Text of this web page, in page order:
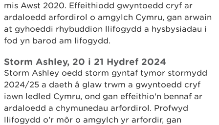
mis Awst 2020. Effeithiodd gwyntoedd cryf ar
ardaloedd arfordirol o amgylch Cymru, gan arwain
at gyhoeddi rhybuddion llifogydd a hysbysiadau i
fod yn barod am lifogydd.
Storm Ashley, 20 i 21 Hydref 2024
Storm Ashley oedd storm gyntaf tymor stormydd
2024/25 a daeth â glaw trwm a gwyntoedd cryf
iawn ledled Cymru, ond gan effeithio'n bennaf ar
ardaloedd a chymunedau arfordirol. Profwyd
llifogydd o’r môr o amgylch yr arfordir, gan